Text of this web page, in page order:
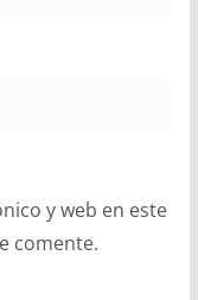
y web en este
comente.